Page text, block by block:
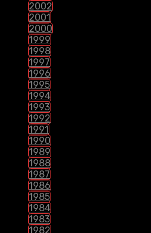
2002
2001
2000
1999
1998
1997
1996
1995
1994
1993
1992
1991
1990
1989
1988
1987
1986
1985
1984
1983
1982